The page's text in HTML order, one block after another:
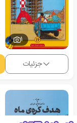
1
جزئیات